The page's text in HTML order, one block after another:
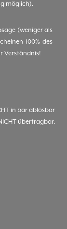
möglich).
(weniger als
100% des
Verständnis!
in bar ablösbar
übertragbar.